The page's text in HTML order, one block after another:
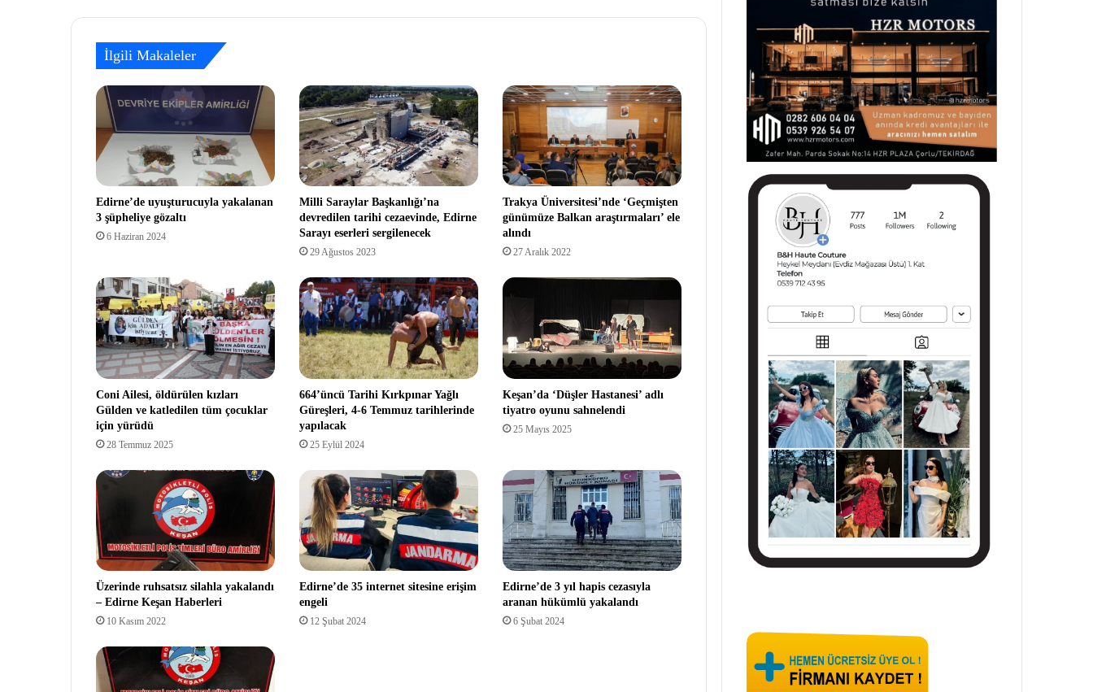
İlgili Makaleler
Edirne’de uyuşturucuyla yakalanan
3 şüpheliye gözaltı
6 Haziran 2024
Milli Saraylar Başkanlığı’na
devredilen tarihi cezaevinde, Edirne
Sarayı eserleri sergilenecek
29 Ağustos 2023
Trakya Üniversitesi’nde ‘Geçmişten
günümüze Balkan araştırmaları’ ele
alındı
27 Aralık 2022
Coni Ailesi, öldürülen kızları
Gülden ve katledilen tüm çocuklar
için yürüdü
28 Temmuz 2025
664’üncü Tarihi Kırkpınar Yağlı
Güreşleri, 4-6 Temmuz tarihlerinde
yapılacak
25 Eylül 2024
Keşan’da ‘Düşler Hastanesi’ adlı
tiyatro oyunu sahnelendi
25 Mayıs 2025
Üzerinde ruhsatsız silahla yakalandı
– Edirne Keşan Haberleri
10 Kasım 2022
Edirne’de 35 internet sitesine erişim
engeli
12 Şubat 2024
Edirne’de 3 yıl hapis cezasıyla
aranan hükümlü yakalandı
6 Şubat 2024